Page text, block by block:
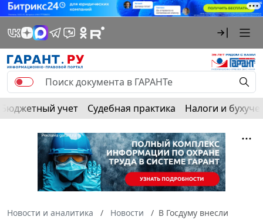
Бюджетный учет Судебная практика Налоги и
Новости и аналитика Новости
В Госдуму внесли